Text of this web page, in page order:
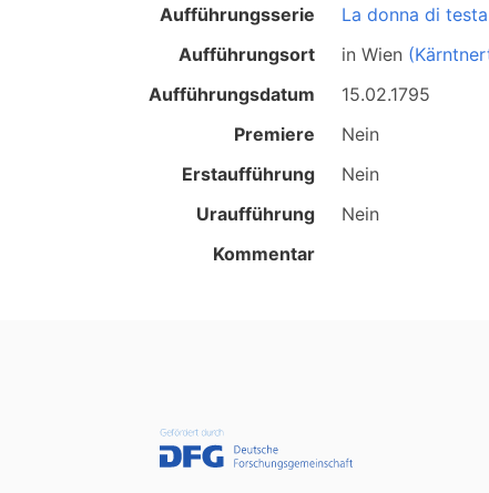
Aufführungsserie
La donna di
Aufführungsort
in Wien
Aufführungsdatum
15.02.1795
Premiere
Nein
Erstaufführung
Nein
Uraufführung
Nein
Kommentar